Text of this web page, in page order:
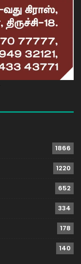
1866
1220
652
334
178
140